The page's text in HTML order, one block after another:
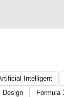
Intelligent
Design Formula